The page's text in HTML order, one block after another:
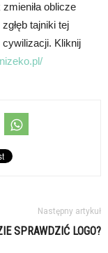
oblicze
tajniki tej
cywilizacji. Kliknij
Następny artykuł
SPRAWDZIĆ LOGO?